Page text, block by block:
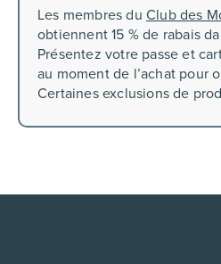
Les membres du Club des
obtiennent 15 % de rabais
Présentez votre passe et
au moment de l’achat pour
Certaines exclusions de